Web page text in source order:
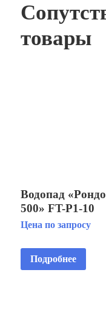
товары
Водопад «Рондо
500» FT-Р1-10
Цена по запросу
Подробнее